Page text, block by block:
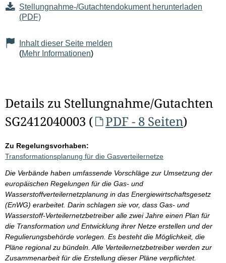
Stellungnahme-/Gutachtendokument herunterladen
(PDF)
Inhalt dieser Seite melden
(Mehr Informationen)
Details zu Stellungnahme/Gutachten
SG2412040003 (
PDF - 8 Seiten)
Zu Regelungsvorhaben:
Transformationsplanung für die Gasverteilernetze
Die Verbände haben umfassende Vorschläge zur Umsetzung der
europäischen Regelungen für die Gas- und
Wasserstoffverteilernetzplanung in das Energiewirtschaftsgesetz
(EnWG) erarbeitet. Darin schlagen sie vor, dass Gas- und
Wasserstoff-Verteilernetzbetreiber alle zwei Jahre einen Plan für
die Transformation und Entwicklung ihrer Netze erstellen und der
Regulierungsbehörde vorlegen. Es besteht die Möglichkeit, die
Pläne regional zu bündeln. Alle Verteilernetzbetreiber werden zur
Zusammenarbeit für die Erstellung dieser Pläne verpflichtet.